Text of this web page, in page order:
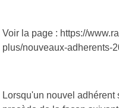
Voir la page : https://
plus/nouveaux-adherents-
Lorsqu'un nouvel